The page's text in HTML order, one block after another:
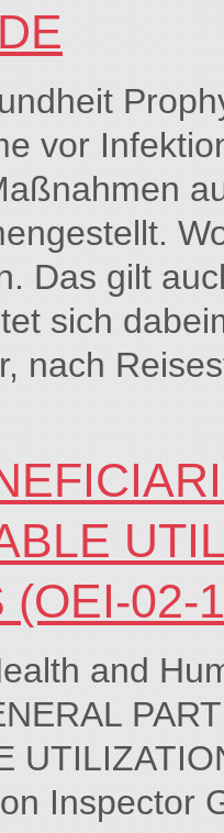
vor
Das gilt
sich
nach
(OEI-02-
and
Inspector